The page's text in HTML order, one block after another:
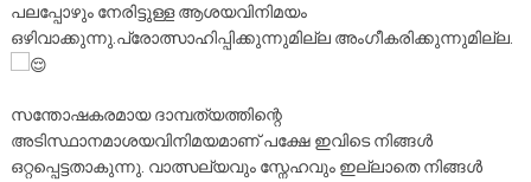
പലപ്പോഴും നേരിട്ടുള്ള ആശയവിനിമയം
ഒഴിവാക്കുന്നു.പ്രോത്സാഹിപ്പിക്കുന്നുമില്ല അംഗീകരിക്കുന്നുമില്ല.
സന്തോഷകരമായ ദാമ്പത്യത്തിന്റെ
അടിസ്ഥാനമാശയവിനിമയമാണ് പക്ഷേ ഇവിടെ നിങ്ങൾ
ഒറ്റപ്പെട്ടതാകുന്നു. വാത്സല്യവും സ്നേഹവും ഇല്ലാതെ നിങ്ങൾ